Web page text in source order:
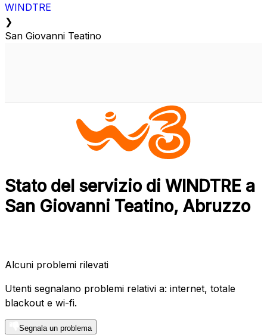
WINDTRE
❯
San Giovanni Teatino
Stato del servizio di WINDTRE a
San Giovanni Teatino, Abruzzo
Alcuni problemi rilevati
Utenti segnalano problemi relativi a: internet, totale
blackout e wi-fi.
Segnala un problema